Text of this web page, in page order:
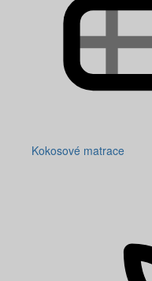
Kokosové matrace